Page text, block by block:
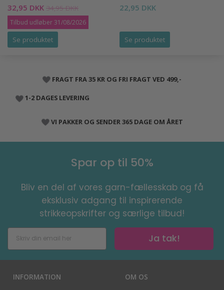
32,95 DKK 34,95 DKK
Tilbud udløber 31/08/2026
Se produktet
22,95 DKK
Se produktet
FRAGT FRA 35 KR OG FRI FRAGT VED 499,-
1-2 DAGES LEVERING
VI PAKKER OG SENDER 365 DAGE OM ÅRET
Spar op til 50%
Bliv en del af vores garn-fællesskab og få
eksklusiv adgang til inspirerende
strikkeopskrifter og særlige tilbud!
Ja tak!
INFORMATION OM OS